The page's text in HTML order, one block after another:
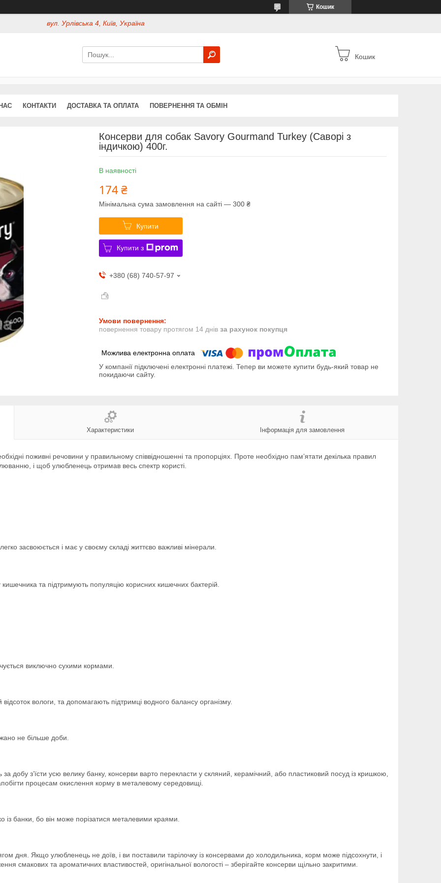
Кошик
вул. Урлівська 4, Київ, Україна
Кошик
КОНТАКТИ ДОСТАВКА ТА ОПЛАТА ПОВЕРНЕННЯ ТА ОБМІН
Консерви для собак Savory Gourmand Turkey (Саворі з
індичкою) 400г.
В наявності
174 ₴
Мінімальна сума замовлення на сайті — 300 ₴
Купити
Купити з
+380 (68) 740-57-97
повернення товару протягом 14 днів за рахунок покупця
У компанії підключені електронні платежі. Тепер ви можете купити будь-який товар не
покидаючи сайту.
Характеристики Інформація для замовлення
поживні речовини у правильному співвідношенні та пропорціях. Проте необхідно пам’ятати декілька правил
і щоб улюбленець отримав весь спектр користі.
засвоюється і має у своєму складі життєво важливі мінерали.
та підтримують популяцію корисних кишечних бактерій.
виключно сухими кормами.
вологи, та допомагають підтримці водного балансу організму.
не більше доби.
добу з’їсти усю велику банку, консерви варто перекласти у скляний, керамічний, або пластиковий посуд із кришкою,
процесам окислення корму в металевому середовищі.
із банки, бо він може порізатися металевими краями.
дня. Якщо улюбленець не доїв, і ви поставили тарілочку із консервами до холодильника, корм може підсохнути, і
смакових та ароматичних властивостей, оригінальної вологості – зберігайте консерви щільно закритими.